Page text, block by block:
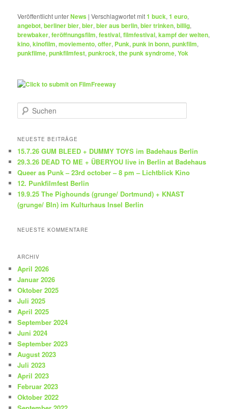
Veröffentlicht unterNews |Verschlagwortet mit1 buck,1 euro,
angebot,berliner bier,bier,bier aus berlin,bier trinken,billig,
brewbaker,feröffnungsfilm,festival,filmfestival,kampf der welten,
kino,kinofilm,moviemento,offer, Punk,punk in bonn,punkfilm,
punkfilme,punkfilmfest,punkrock,the punk syndrome,Yok
u
h
n
NEUESTE BEITRÄGE
15.7.26 GUM BLEED + DUMMY TOYS im Badehaus Berlin
29.3.26 DEAD TO ME + ÜBERYOU live in Berlin at Badehaus
Queer as Punk – 23rd october – 8 pm – Lichtblick Kino
12. Punkfilmfest Berlin
19.9.25 The Pighounds (grunge/ Dortmund) + KNAST
(grunge/ Bln) im Kulturhaus Insel Berlin
NEUESTE KOMMENTARE
ARCHIV
April 2026
Januar 2026
Oktober 2025
Juli 2025
April 2025
September 2024
Juni 2024
September 2023
August 2023
Juli 2023
April 2023
Februar 2023
Oktober 2022